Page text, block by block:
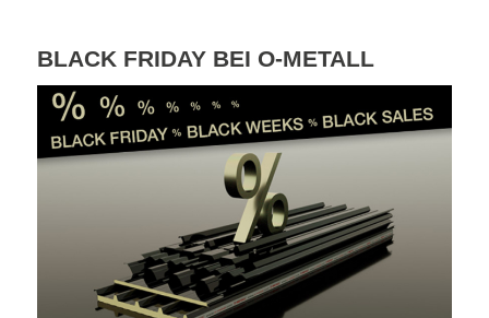
BLACK FRIDAY BEI O-METALL